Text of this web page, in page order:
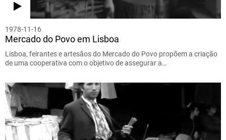
1978-11-16
Mercado do Povo em Lisboa
Lisboa, feirantes e artesãos do Mercado do Povo propõem a criação
de uma cooperativa com o objetivo de assegurar a…